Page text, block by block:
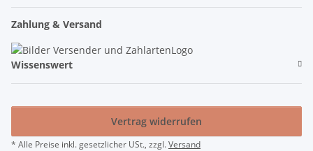
Zahlung & Versand
Wissenswert
Vertrag widerrufen
* Alle Preise inkl. gesetzlicher USt., zzgl.Versand